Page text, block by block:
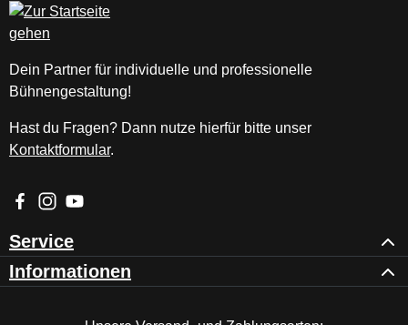
Dein Partner für individuelle und professionelle
Bühnengestaltung!
Hast du Fragen? Dann nutze hierfür bitte unser
Kontaktformular.
Besuche uns auf Facebook – öffnet in neuem Tab (externer
Schau auf Instagram vorbei – öffnet in neuem Tab
Sieh dir unsere Videos auf YouTube an – öffnet in
Service
Informationen